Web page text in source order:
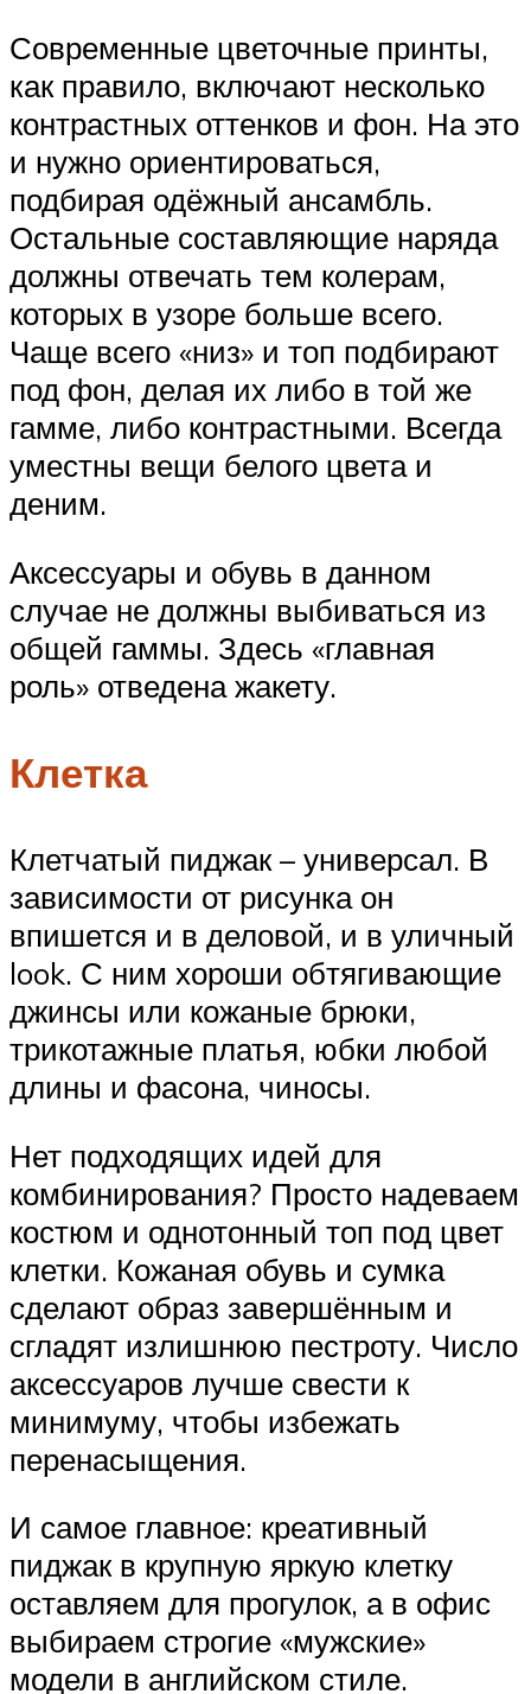
Современные цветочные принты,
как правило, включают несколько
контрастных оттенков и фон. На это
и нужно ориентироваться,
подбирая одёжный ансамбль.
Остальные составляющие наряда
должны отвечать тем колерам,
которых в узоре больше всего.
Чаще всего «низ» и топ подбирают
под фон, делая их либо в той же
гамме, либо контрастными. Всегда
уместны вещи белого цвета и
деним.
Аксессуары и обувь в данном
случае не должны выбиваться из
общей гаммы. Здесь «главная
роль» отведена жакету.
Клетка
Клетчатый пиджак – универсал. В
зависимости от рисунка он
впишется и в деловой, и в уличный
look. С ним хороши обтягивающие
джинсы или кожаные брюки,
трикотажные платья, юбки любой
длины и фасона, чиносы.
Нет подходящих идей для
комбинирования? Просто надеваем
костюм и однотонный топ под цвет
клетки. Кожаная обувь и сумка
сделают образ завершённым и
сгладят излишнюю пестроту. Число
аксессуаров лучше свести к
минимуму, чтобы избежать
перенасыщения.
И самое главное: креативный
пиджак в крупную яркую клетку
оставляем для прогулок, а в офис
выбираем строгие «мужские»
модели в английском стиле.